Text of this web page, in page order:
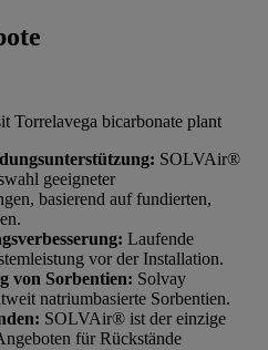
SOLVAir®
geeigneter
basierend auf fundierten,
Laufende
vor der Installation.
von Sorbentien: Solvay
natriumbasierte Sorbentien.
SOLVAir® ist der einzige
für Rückstände